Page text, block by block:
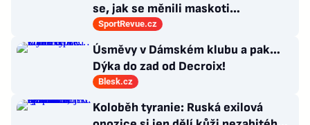
se, jak se měnili maskoti
fotbalového mistrovství Evropy
SportRevue.cz
Úsměvy v Dámském klubu a pak…
Dýka do zad od Decroix!
Blesk.cz
Koloběh tyranie: Ruská exilová